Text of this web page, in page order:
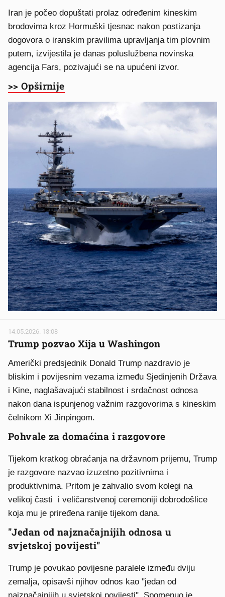
Iran je počeo dopuštati prolaz određenim kineskim
brodovima kroz Hormuški tjesnac nakon postizanja
dogovora o iranskim pravilima upravljanja tim plovnim
putem, izvijestila je danas poluslužbena novinska
agencija Fars, pozivajući se na upućeni izvor.
>> Opširnije
14.05.2026. 13:08
Trump pozvao Xija u Washingon
Američki predsjednik Donald Trump nazdravio je
bliskim i povijesnim vezama između Sjedinjenih Država
i Kine, naglašavajući stabilnost i srdačnost odnosa
nakon dana ispunjenog važnim razgovorima s kineskim
čelnikom Xi Jinpingom.
Pohvale za domaćina i razgovore
Tijekom kratkog obraćanja na državnom prijemu, Trump
je razgovore nazvao izuzetno pozitivnima i
produktivnima. Pritom je zahvalio svom kolegi na
velikoj časti i veličanstvenoj ceremoniji dobrodošlice
koja mu je priređena ranije tijekom dana.
"Jedan od najznačajnijih odnosa u
svjetskoj povijesti"
Trump je povukao povijesne paralele između dviju
zemalja, opisavši njihov odnos kao "jedan od